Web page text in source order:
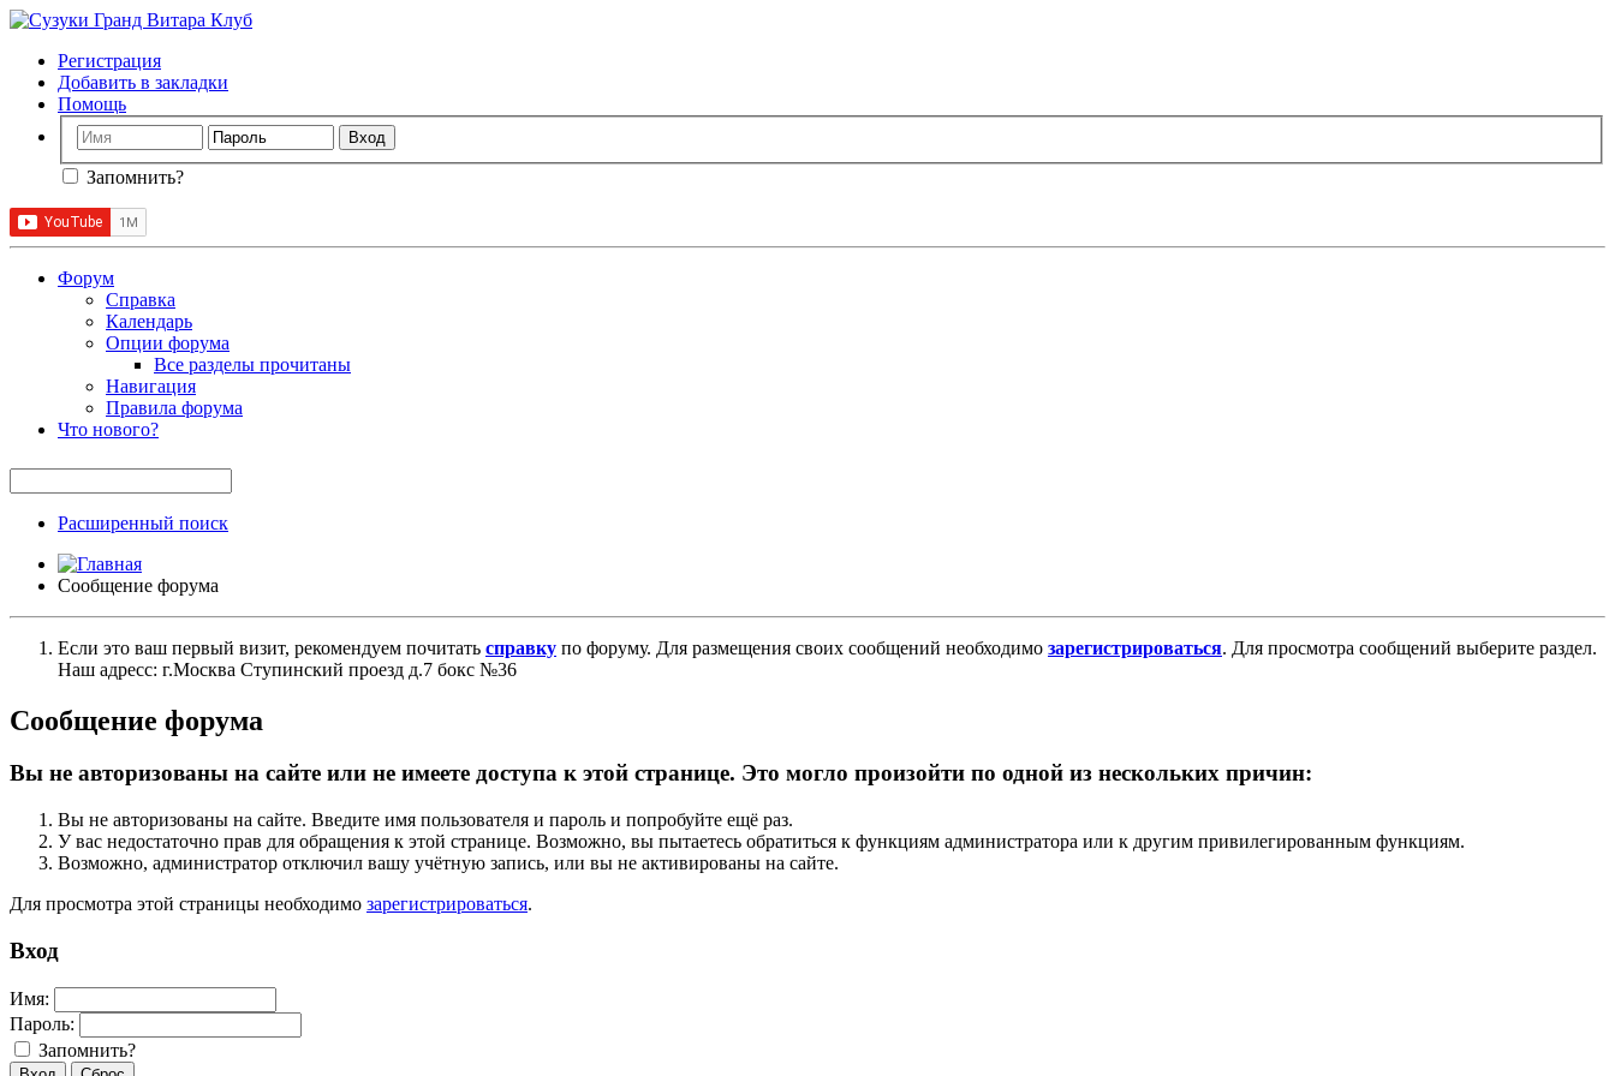
Регистрация
Добавить в закладки
Помощь
Запомнить?
Форум
Справка
Календарь
Опции форума
Все разделы прочитаны
Навигация
Правила форума
Что нового?
Расширенный поиск
Сообщение форума
Если это ваш первый визит, рекомендуем почитать справку по форуму. Для размещения своих сообщений необходимо зарегистрироваться. Для просмотра сообщений выберите раздел.
Наш адресс: г.Москва Ступинский проезд д.7 бокс №36
Сообщение форума
Вы не авторизованы на сайте или не имеете доступа к этой странице. Это могло произойти по одной из нескольких причин:
Вы не авторизованы на сайте. Введите имя пользователя и пароль и попробуйте ещё раз.
У вас недостаточно прав для обращения к этой странице. Возможно, вы пытаетесь обратиться к функциям администратора или к другим привилегированным функциям.
Возможно, администратор отключил вашу учётную запись, или вы не активированы на сайте.
Для просмотра этой страницы необходимо зарегистрироваться.
Вход
Имя:
Пароль:
Запомнить?